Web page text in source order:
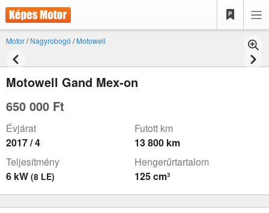
Motor/Nagyrobogó /Motowell
Motowell Gand Mex-on
650 000 Ft
Évjárat
2017 / 4
Futott km
13 800 km
Teljesítmény
6 kW (8 LE)
Hengerűrtartalom
125 cm³